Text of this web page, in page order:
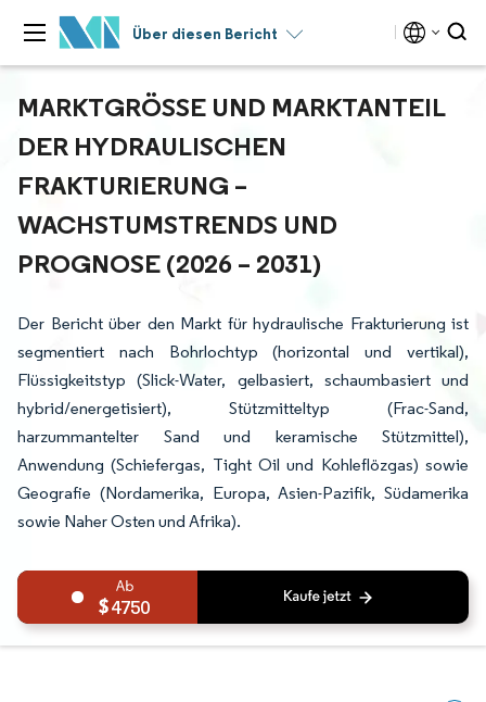
Über diesen Bericht
MARKTGRÖSSE UND MARKTANTEIL D
ER HYDRAULISCHEN F
RAKTURIERUNG – W
ACHSTUMSTRENDS UND P
ROGNOSE (2026 – 2031)
Der Bericht über den Markt für hydraulische Frakturierung ist
segmentiert nach Bohrlochtyp (horizontal und vertikal),
Flüssigkeitstyp (Slick-Water, gelbasiert, schaumbasiert und
hybrid/energetisiert), Stützmitteltyp (Frac-Sand,
harzummantelter Sand und keramische Stützmittel),
Anwendung (Schiefergas, Tight Oil und Kohleflözgas) sowie
Geografie (Nordamerika, Europa, Asien-Pazifik, Südamerika
sowie Naher Osten und Afrika).
4750